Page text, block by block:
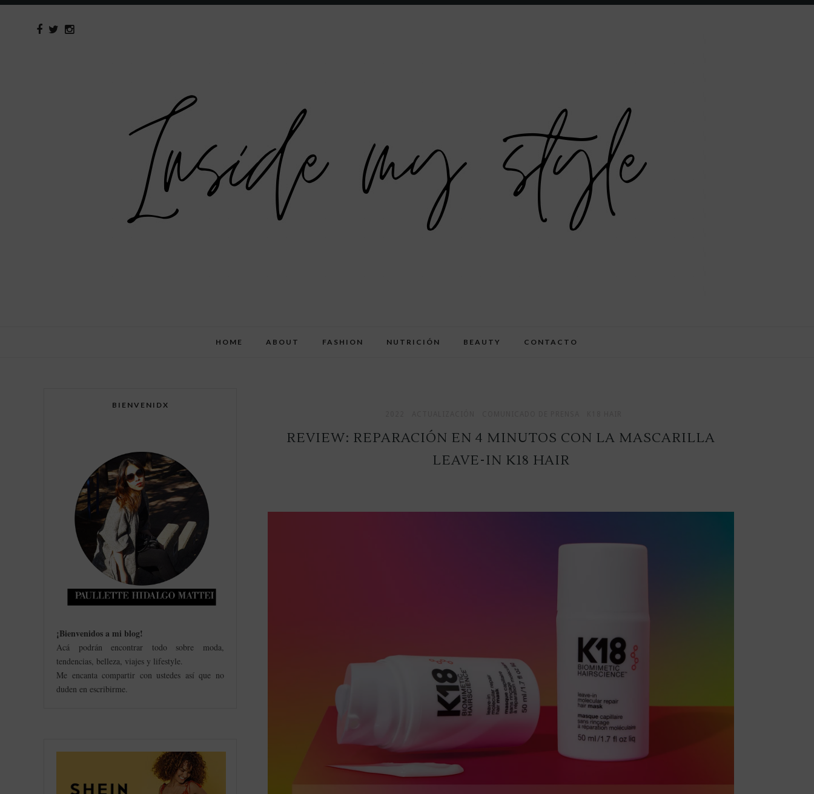
HOME ABOUT FASHION NUTRICIÓN BEAUTY CONTACTO
REVIEW: REPARACIÓN EN 4 MINUTOS CON LA MASCARILLA
LEAVE-IN K18 HAIR
BIENVENIDX
¡Bienvenidos a mi blog!
Acá podrán encontrar todo sobre moda,
tendencias, belleza, viajes y lifestyle.
Me encanta compartir con ustedes así que no
duden en escribirme.